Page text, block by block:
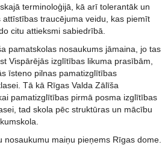
terminoloģijā, kā arī tolerantāk un
traucējuma veidu, kas piemīt
citu attieksmi sabiedrībā.
pamatskolas nosaukums jāmaina, jo tas
Vispārējās izglītības likuma prasībām,
īsteno pilnas pamatizglītības
Tā kā Rīgas Valda Zālīša
pamatizglītības pirmā posma izglītības
tad skola pēc struktūras un mācību
maiņu pieņems Rīgas dome.